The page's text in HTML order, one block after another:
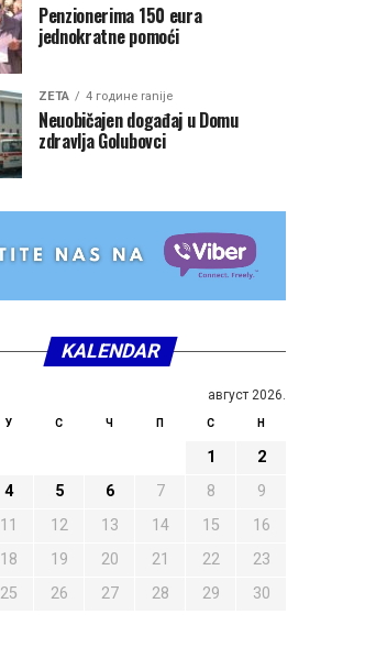
Penzionerima 150 eura
jednokratne pomoći
ZETA 4 године ranije
Neuobičajen događaj u Domu
zdravlja Golubovci
KALENDAR
август 2026.
У С Ч П С Н
1
2
4 5 6 7 8
9
11 12 13 14 15
16
18 19 20 21 22
23
25 26 27 28 29
30